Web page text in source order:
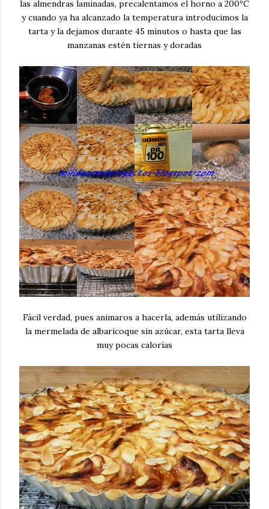
las almendras laminadas, precalentamos el horno a 200ºC
y cuando ya ha alcanzado la temperatura introducimos la
tarta y la dejamos durante 45 minutos o hasta que las
manzanas estén tiernas y doradas
Fácil verdad, pues animaros a hacerla, además utilizando
la mermelada de albaricoque sin azúcar, esta tarta lleva
muy pocas calorías